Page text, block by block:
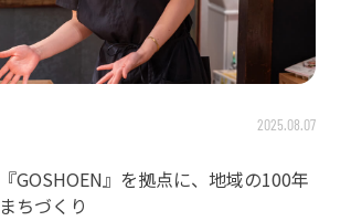
2025.08.07
GOSHOEN』を拠点に、地域の100年
ちづくり